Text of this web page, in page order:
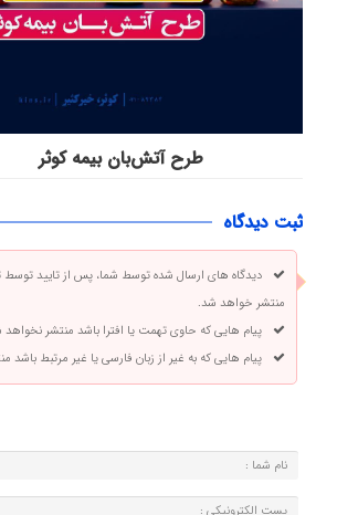
طرح آتش‌بان بیمه کوثر
ثبت دیدگاه
دیدگاه های ارسال شده توسط شما، پس از تایید
منتشر خواهد شد.
پیام هایی که حاوی تهمت یا افترا باشد منتشر
پیام هایی که به غیر از زبان فارسی یا غیر مرتبط باشد